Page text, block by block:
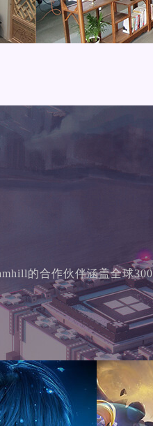
的合作伙伴涵盖全球